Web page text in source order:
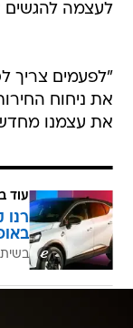
לעצמה
"לפעמים צריך
את ניחוח
את עצמנו
עוד
רנו